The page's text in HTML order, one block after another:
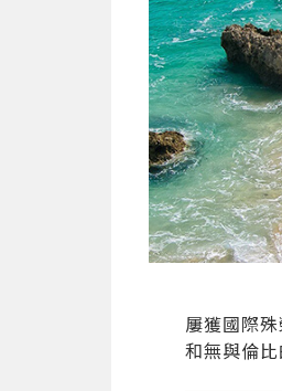
屢獲國際
和無與倫